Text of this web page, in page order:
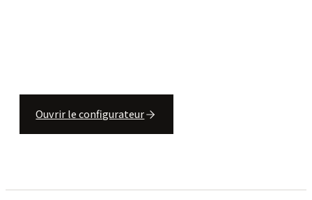
Ouvrir le configurateur